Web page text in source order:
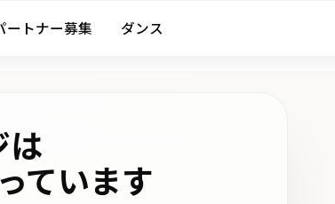
ートナー募集 ダンス
は
ています